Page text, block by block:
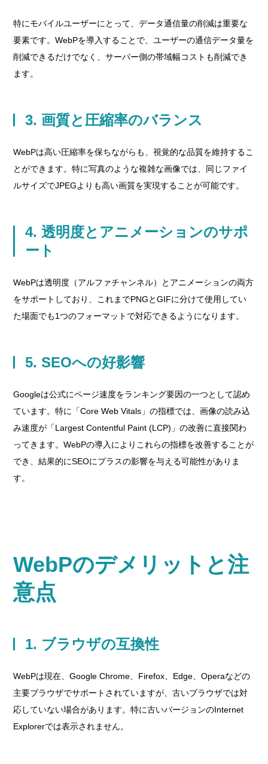
特にモバイルユーザーにとって、データ通信量の削減は重要な
要素です。WebPを導入することで、ユーザーの通信データ量を
削減できるだけでなく、サーバー側の帯域幅コストも削減でき
ます。
3. 画質と圧縮率のバランス
WebPは高い圧縮率を保ちながらも、視覚的な品質を維持するこ
とができます。特に写真のような複雑な画像では、同じファイ
ルサイズでJPEGよりも高い画質を実現することが可能です。
4. 透明度とアニメーションのサポ
ート
WebPは透明度（アルファチャンネル）とアニメーションの両方
をサポートしており、これまでPNGとGIFに分けて使用してい
た場面でも1つのフォーマットで対応できるようになります。
5. SEOへの好影響
Googleは公式にページ速度をランキング要因の一つとして認め
ています。特に「Core Web Vitals」の指標では、画像の読み込
み速度が「Largest Contentful Paint (LCP)」の改善に直接関わ
ってきます。WebPの導入によりこれらの指標を改善することが
でき、結果的にSEOにプラスの影響を与える可能性がありま
す。
WebPのデメリットと注
意点
1. ブラウザの互換性
WebPは現在、Google Chrome、Firefox、Edge、Operaなどの
主要ブラウザでサポートされていますが、古いブラウザでは対
応していない場合があります。特に古いバージョンのInternet
Explorerでは表示されません。